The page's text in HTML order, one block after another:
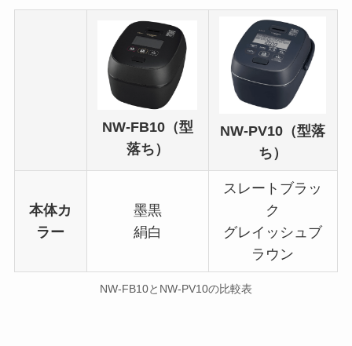
NW-FB10（型
落ち）
NW-PV10（型落
ち）
本体カ
ラー
墨黒
絹白
スレートブラッ
ク
グレイッシュブ
ラウン
NW-FB10とNW-PV10の比較表